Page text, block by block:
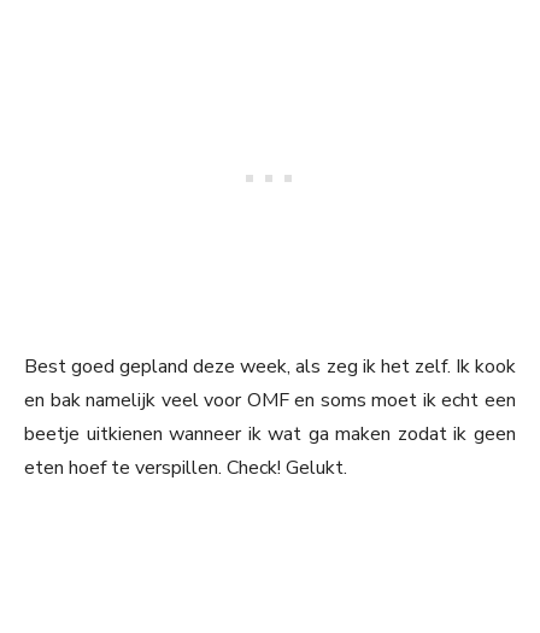
Best goed gepland deze week, als zeg ik het zelf. Ik kook
en bak namelijk veel voor OMF en soms moet ik echt een
beetje uitkienen wanneer ik wat ga maken zodat ik geen
eten hoef te verspillen. Check! Gelukt.